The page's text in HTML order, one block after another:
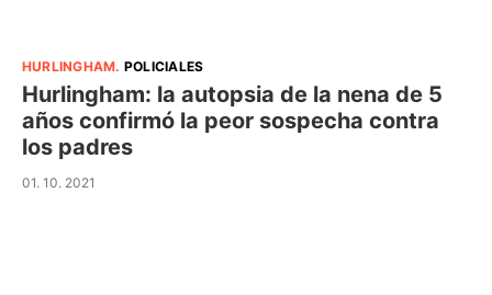
HURLINGHAM. POLICIALES
Hurlingham: la autopsia de la nena de 5
años confirmó la peor sospecha contra
los padres
01. 10. 2021